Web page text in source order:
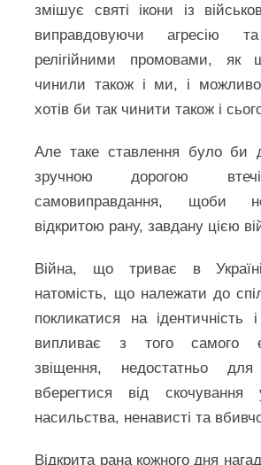
змішує святі ікони із
виправдовуючи агресію
релігійними промовами, як
чинили також і ми, і
хотів би так чинити також і
Але таке ставлення було би
зручною дорогою
самовиправдання, щоби
відкритою рану, завдану цією
Війна, що триває в
натомість, що належати до
покликатися на ідентичність
випливає з того самого
звіщення, недостатньо
вберегтися від скочування
насильства, ненависті та
Відкрита рана кожного дня